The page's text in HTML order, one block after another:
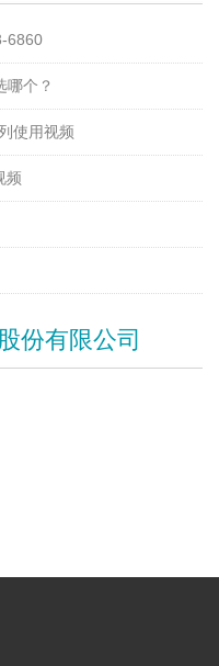
6860
哪个？
使用视频
频
份有限公司